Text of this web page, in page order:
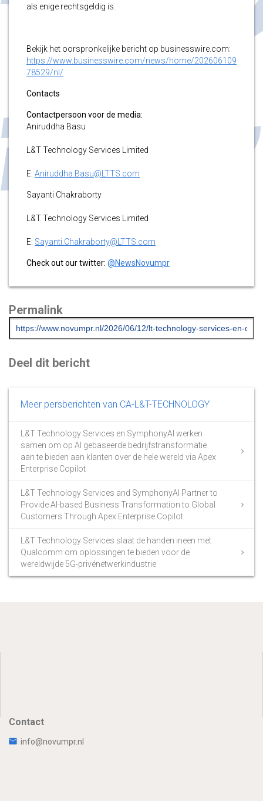
als enige rechtsgeldig is.
Bekijk het oorspronkelijke bericht op businesswire.com:
https://www.businesswire.com/news/home/202606109
78529/nl/
Contacts
Contactpersoon voor de media:
Aniruddha Basu
L&T Technology Services Limited
E: Aniruddha.Basu@LTTS.com
Sayanti Chakraborty
L&T Technology Services Limited
E: Sayanti.Chakraborty@LTTS.com
Check out our twitter: @NewsNovumpr
Permalink
Deel dit bericht
Meer persberichten van CA-L&T-TECHNOLOGY
L&T Technology Services en SymphonyAI werken
samen om op AI gebaseerde bedrijfstransformatie
aan te bieden aan klanten over de hele wereld via Apex
Enterprise Copilot
L&T Technology Services and SymphonyAI Partner to
Provide AI-based Business Transformation to Global
Customers Through Apex Enterprise Copilot
L&T Technology Services slaat de handen ineen met
Qualcomm om oplossingen te bieden voor de
wereldwijde 5G-privénetwerkindustrie
Contact
info@novumpr.nl